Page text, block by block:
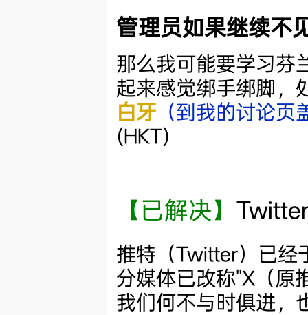
管理员如果继续不
那么我可能要学习芬
起来感觉绑手绑脚，
白牙（到我的讨论页
(HKT)
【已解决】
推特（Twitter）已经
分媒体已改称"X（原
我们何不与时俱进，